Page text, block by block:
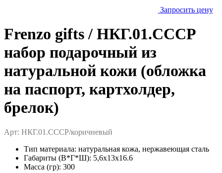
Запросить цену
Frenzo gifts / НКГ.01.СССР
набор подарочный из
натуральной кожи (обложка
на паспорт, картхолдер,
брелок)
Арт: НКГ.01.СССР/коричневый
Тип материала: натуральная кожа, нержавеющая сталь
Габариты (В*Г*Ш): 5,6x13x16.6
Масса (гр): 300